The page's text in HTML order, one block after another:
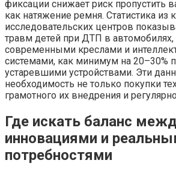
фиксации снижает риск пропустить
как натяжение ремня. Статистика из
исследовательских центров
травм детей при ДТП в
современными креслами и
системами, как минимум на 20–30%
устаревшими устройствами. Эти
необходимость не только покупки
грамотного их внедрения и
Где искать баланс
инновациями и
потребностями